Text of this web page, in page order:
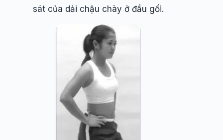
sát của dải chậu chày ở đầu gối.